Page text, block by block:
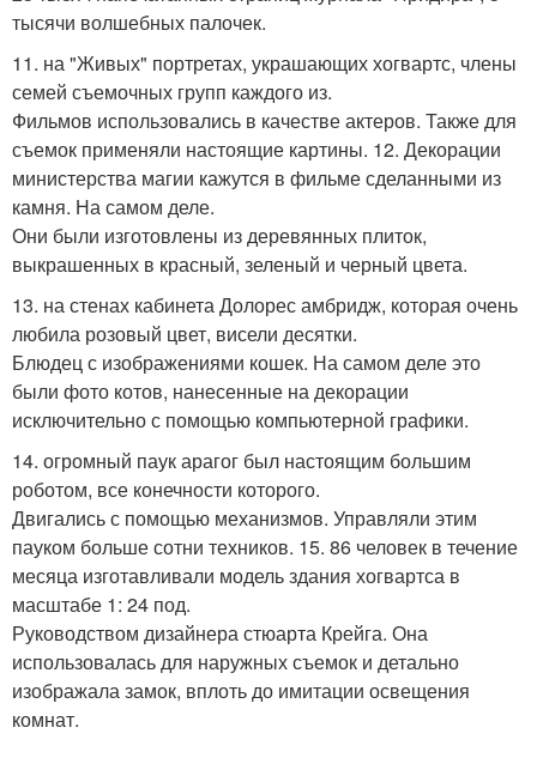
тысячи волшебных палочек.
11. на "Живых" портретах, украшающих хогвартс, члены
семей съемочных групп каждого из.
Фильмов использовались в качестве актеров. Также для
съемок применяли настоящие картины. 12. Декорации
министерства магии кажутся в фильме сделанными из
камня. На самом деле.
Они были изготовлены из деревянных плиток,
выкрашенных в красный, зеленый и черный цвета.
13. на стенах кабинета Долорес амбридж, которая очень
любила розовый цвет, висели десятки.
Блюдец с изображениями кошек. На самом деле это
были фото котов, нанесенные на декорации
исключительно с помощью компьютерной графики.
14. огромный паук арагог был настоящим большим
роботом, все конечности которого.
Двигались с помощью механизмов. Управляли этим
пауком больше сотни техников. 15. 86 человек в течение
месяца изготавливали модель здания хогвартса в
масштабе 1: 24 под.
Руководством дизайнера стюарта Крейга. Она
использовалась для наружных съемок и детально
изображала замок, вплоть до имитации освещения
комнат.